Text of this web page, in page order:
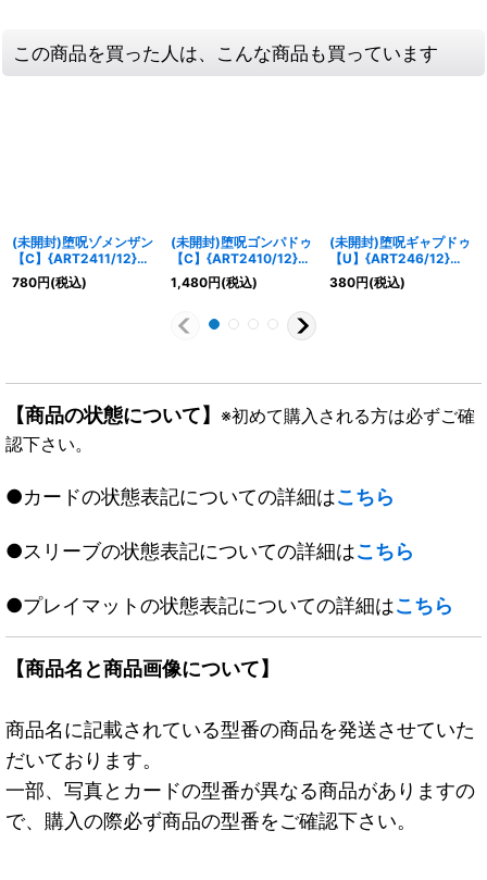
この商品を買った人は、こんな商品も買っています
(未開封)堕呪ゾメンザン
【C】{ART2411/12}
《水》
780円(税込)
(未開封)堕呪ゴンパドゥ
【C】{ART2410/12}
《水》
1,480円(税込)
(未開封)堕呪ギャプドゥ
【U】{ART246/12}
《水》
380円(税込)
【商品の状態について】 ※初めて購入される方は必ずご確
認下さい。
●カードの状態表記についての詳細はこちら
●スリーブの状態表記についての詳細はこちら
●プレイマットの状態表記についての詳細はこちら
【商品名と商品画像について】
商品名に記載されている型番の商品を発送させていた
だいております。
一部、写真とカードの型番が異なる商品がありますの
で、購入の際必ず商品の型番をご確認下さい。